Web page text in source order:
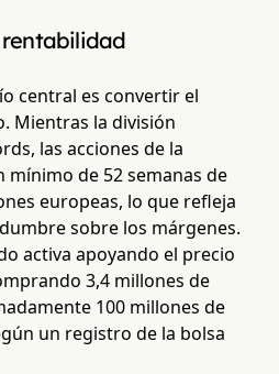
rentabilidad
central es convertir el
Mientras la división
las acciones de la
de 52 semanas de
europeas, lo que refleja
sobre los márgenes.
activa apoyando el precio
3,4 millones de
100 millones de
un registro de la bolsa